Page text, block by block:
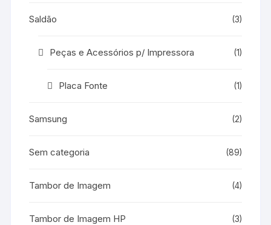
Saldão (3)
Peças e Acessórios p/ Impressora (1)
Placa Fonte (1)
Samsung (2)
Sem categoria (89)
Tambor de Imagem (4)
Tambor de Imagem HP (3)